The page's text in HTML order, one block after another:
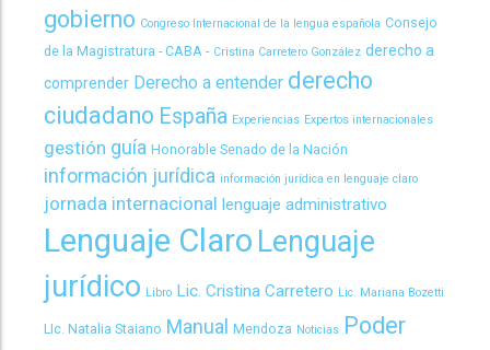
gobierno Congreso Internacional de la lengua española Consejo
de la Magistratura - CABA - Cristina Carretero González derecho a
comprender Derecho a entender derecho
ciudadano España Experiencias Expertos internacionales
gestión guía Honorable Senado de la Nación
información jurídica información jurídica en lenguaje claro
jornada internacional lenguaje administrativo
Lenguaje Claro Lenguaje
jurídico Libro Lic. Cristina Carretero Lic. Mariana Bozetti
LIc. Natalia Staiano Manual Mendoza Noticias Poder